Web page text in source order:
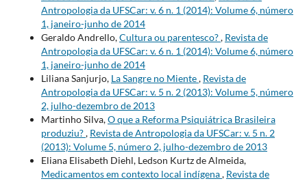
Antropologia da UFSCar: v. 6 n. 1 (2014): Volume 6, número
1, janeiro-junho de 2014
Geraldo Andrello,Cultura ou parentesco?, Revista de
Antropologia da UFSCar: v. 6 n. 1 (2014): Volume 6, número
1, janeiro-junho de 2014
Liliana Sanjurjo, La Sangre no Miente, Revista de
Antropologia da UFSCar: v. 5 n. 2 (2013): Volume 5, número
2, julho-dezembro de 2013
Martinho Silva,O que a Reforma Psiquiátrica Brasileira
produziu?, Revista de Antropologia da UFSCar: v. 5 n. 2
(2013): Volume 5, número 2, julho-dezembro de 2013
Eliana Elisabeth Diehl, Ledson Kurtz de Almeida,
Medicamentos em contexto local indígena, Revista de